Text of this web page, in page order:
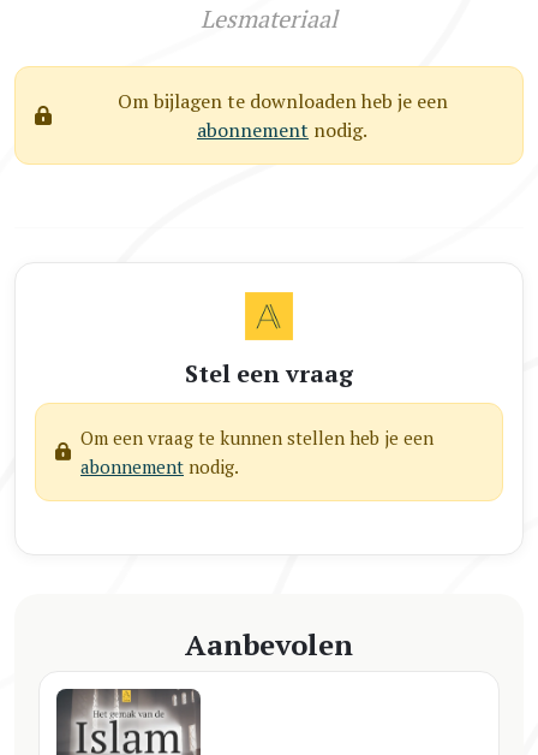
Lesmateriaal
Om bijlagen te downloaden heb je een
abonnement nodig.
Stel een vraag
Om een vraag te kunnen stellen heb je een
abonnement nodig.
Aanbevolen